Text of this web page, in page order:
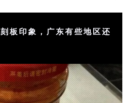
板印象，广东有些地区还